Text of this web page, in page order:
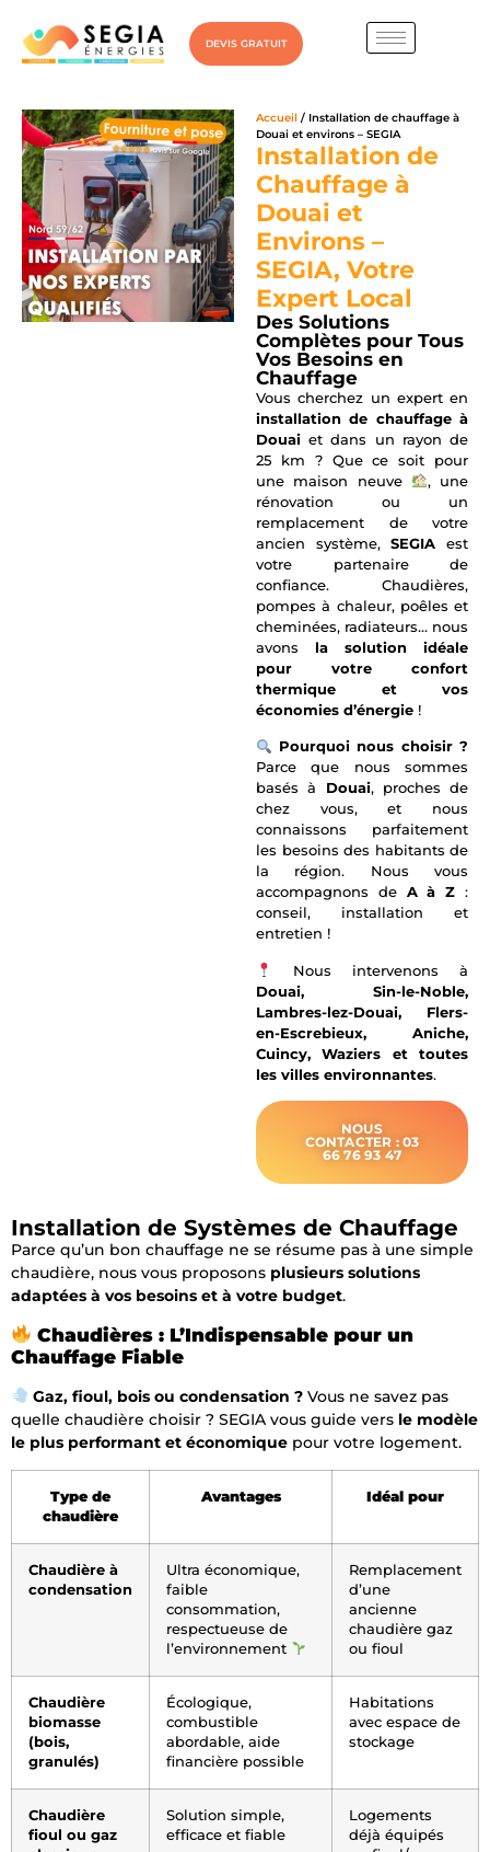
DEVIS GRATUIT
Accueil / Installation de chauffage à
Douai et environs – SEGIA
Installation de
Chauffage à
Douai et
Environs –
SEGIA, Votre
Expert Local
Des Solutions
Complètes pour Tous
Vos Besoins en
Chauffage
Vous cherchez un expert en
installation de chauffage à
Douai et dans un rayon de
25 km ? Que ce soit pour
une maison neuve
, une
rénovation ou un
remplacement de votre
ancien système,SEGIA est
votre partenaire de
confiance. Chaudières,
pompes à chaleur, poêles et
cheminées, radiateurs… nous
avons la solution idéale
pour votre confort
thermique et vos
économies d’énergie !
Pourquoi nous choisir ?
Parce que nous sommes
basés à Douai, proches de
chez vous, et nous
connaissons parfaitement
les besoins des habitants de
la région. Nous vous
accompagnons de A à Z :
conseil, installation et
entretien !
Nous intervenons à
Douai, Sin-le-Noble,
Lambres-lez-Douai, Flers-
en-Escrebieux, Aniche,
Cuincy, Waziers et toutes
les villes environnantes.
NOUS
CONTACTER : 03
66 76 93 47
Installation de Systèmes de Chauffage
Parce qu’un bon chauffage ne se résume pas à une simple
chaudière, nous vous proposons plusieurs solutions
adaptées à vos besoins et à votre budget.
Chaudières : L’Indispensable pour un
Chauffage Fiable
Gaz, fioul, bois ou condensation ?Vous ne savez pas
quelle chaudière choisir ? SEGIA vous guide vers le modèle
le plus performant et économique pour votre logement.
Type de
chaudière
Avantages Idéal pour
Chaudière à
condensation
Ultra économique,
faible
consommation,
respectueuse de
l’environnement
Remplacement
d’une
ancienne
chaudière gaz
ou fioul
Chaudière
biomasse
(bois,
granulés)
Écologique,
combustible
abordable, aide
financière possible
Habitations
avec espace de
stockage
Chaudière
fioul ou gaz
Solution simple,
efficace et fiable
Logements
déjà équipés